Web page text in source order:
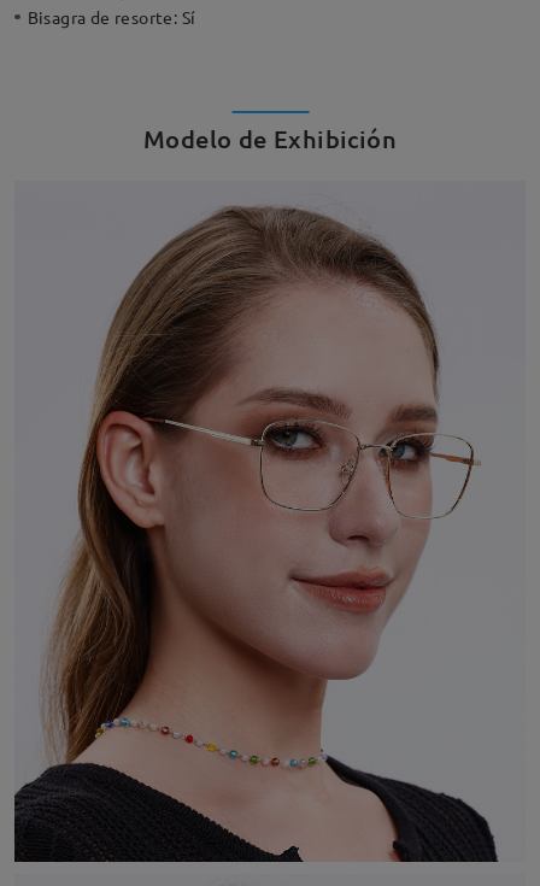
Bisagra de resorte: Sí
Modelo de Exhibición